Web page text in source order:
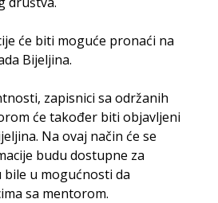
će biti moguće pronaći na
Bijeljina.
zapisnici sa održanih
će također biti objavljeni
Na ovaj način će se
budu dostupne za
bile u mogućnosti da
sa mentorom.